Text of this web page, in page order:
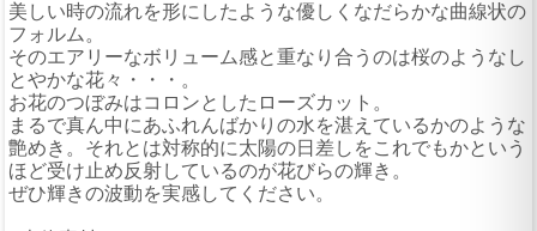
美しい時の流れを形にしたような優しくなだらかな曲線状の
フォルム。
そのエアリーなボリューム感と重なり合うのは桜のようなし
とやかな花々・・・。
お花のつぼみはコロンとしたローズカット。
まるで真ん中にあふれんばかりの水を湛えているかのような
艶めき。それとは対称的に太陽の日差しをこれでもかという
ほど受け止め反射しているのが花びらの輝き。
ぜひ輝きの波動を実感してください。